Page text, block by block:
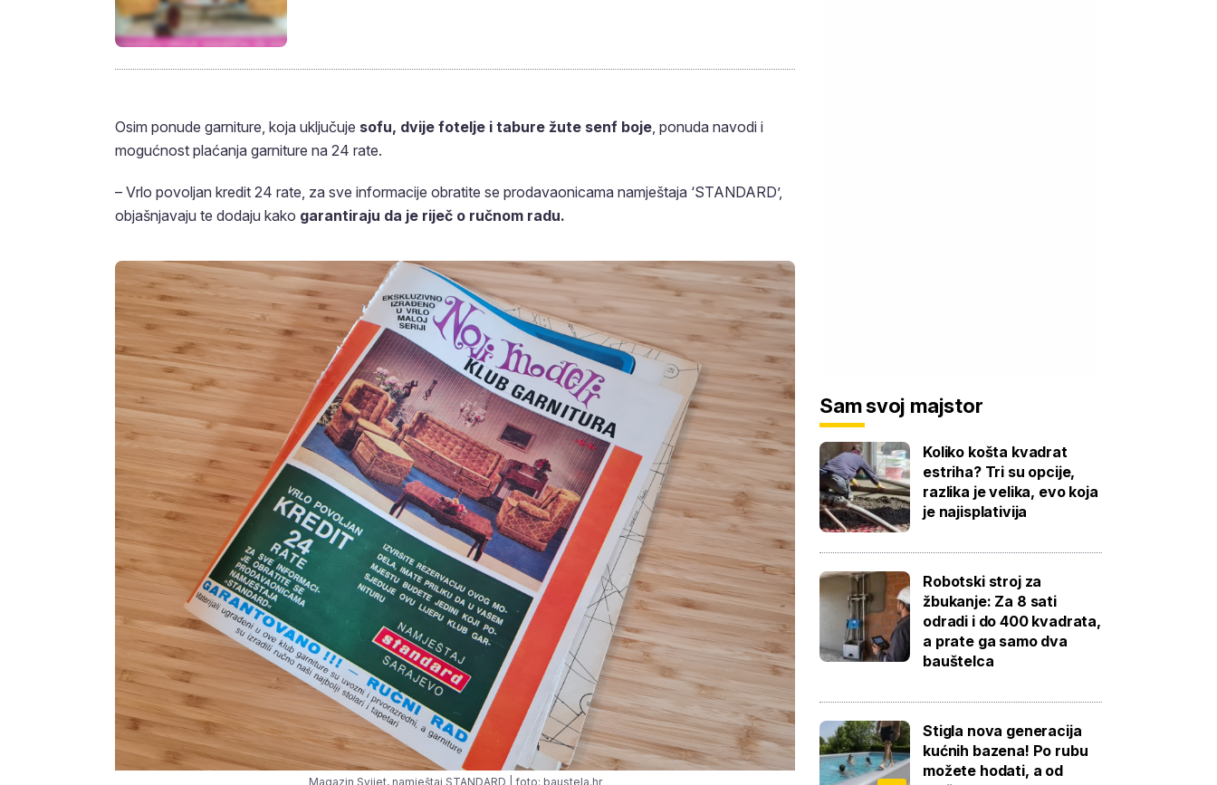
Osim ponude garniture, koja uključuje sofu, dvije fotelje i tabure žute senf boje , ponuda navodi i
mogućnost plaćanja garniture na 24 rate.
– Vrlo povoljan kredit 24 rate, za sve informacije obratite se prodavaonicama namještaja ‘STANDARD’,
objašnjavaju te dodaju kako garantiraju da je riječ o ručnom radu.
Magazin Svijet, namještaj STANDARD | foto: baustela.hr
Sam svoj majstor
Koliko košta kvadrat
estriha? Tri su opcije,
razlika je velika, evo koja
je najisplativija
Robotski stroj za
žbukanje: Za 8 sati
odradi i do 400 kvadrata,
a prate ga samo dva
bauštelca
Stigla nova generacija
kućnih bazena! Po rubu
možete hodati, a od